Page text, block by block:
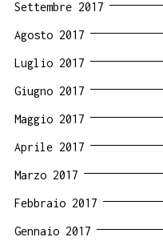
Settembre 2017
Agosto 2017
Luglio 2017
Giugno 2017
Maggio 2017
Aprile 2017
Marzo 2017
Febbraio 2017
Gennaio 2017